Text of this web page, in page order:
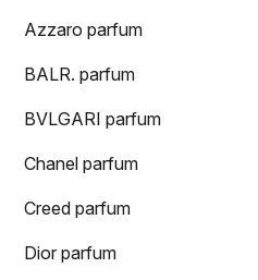
Azzaro parfum
BALR. parfum
BVLGARI parfum
Chanel parfum
Creed parfum
Dior parfum